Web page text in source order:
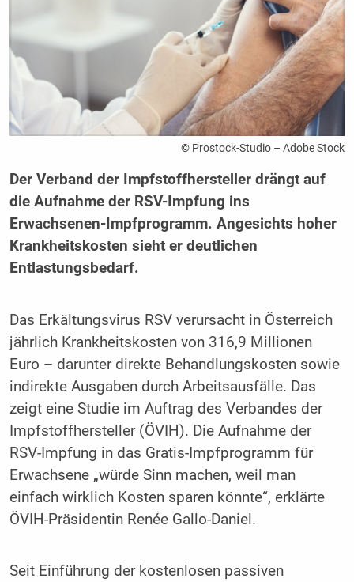
© Prostock-Studio – Adobe Stock
Der Verband der Impfstoffhersteller drängt auf
die Aufnahme der RSV-Impfung ins
Erwachsenen-Impfprogramm. Angesichts hoher
Krankheitskosten sieht er deutlichen
Entlastungsbedarf.
Das Erkältungsvirus RSV verursacht in Österreich
jährlich Krankheitskosten von 316,9 Millionen
Euro – darunter direkte Behandlungskosten sowie
indirekte Ausgaben durch Arbeitsausfälle. Das
zeigt eine Studie im Auftrag des Verbandes der
Impfstoffhersteller (ÖVIH). Die Aufnahme der
RSV-Impfung in das Gratis-Impfprogramm für
Erwachsene „würde Sinn machen, weil man
einfach wirklich Kosten sparen könnte“, erklärte
ÖVIH-Präsidentin Renée Gallo-Daniel.
Seit Einführung der kostenlosen passiven